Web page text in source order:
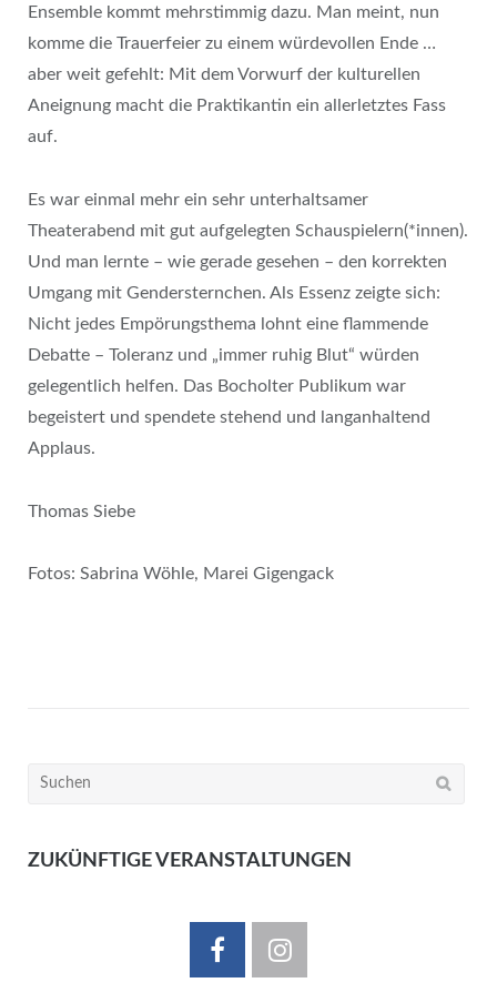
Ensemble kommt mehrstimmig dazu. Man meint, nun
komme die Trauerfeier zu einem würdevollen Ende …
aber weit gefehlt: Mit dem Vorwurf der kulturellen
Aneignung macht die Praktikantin ein allerletztes Fass
auf.
Es war einmal mehr ein sehr unterhaltsamer
Theaterabend mit gut aufgelegten Schauspielern(*innen).
Und man lernte – wie gerade gesehen – den korrekten
Umgang mit Gendersternchen. Als Essenz zeigte sich:
Nicht jedes Empörungsthema lohnt eine flammende
Debatte – Toleranz und „immer ruhig Blut“ würden
gelegentlich helfen. Das Bocholter Publikum war
begeistert und spendete stehend und langanhaltend
Applaus.
Thomas Siebe
Fotos: Sabrina Wöhle, Marei Gigengack
Suchen
ZUKÜNFTIGE VERANSTALTUNGEN